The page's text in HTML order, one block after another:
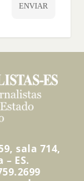
ENVIAR
sala 714,
– ES.